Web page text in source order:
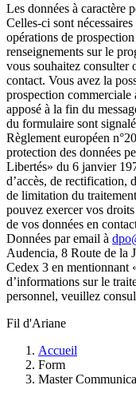
Les données à caractère
Celles-ci sont
opérations de
renseignements sur le
vous souhaitez consulter
contact. Vous avez la
prospection
apposé à la fin du
du formulaire sont
Règlement européen
protection des données
Libertés» du 6 janvier
d’accès, de rectification,
de limitation du
pouvez exercer vos
de vos données en
Données par email à
Audencia, 8 Route de la
Cedex 3 en mentionnant
d’informations sur le
personnel, veuillez
Fil d'Ariane
Accueil
Form
Master